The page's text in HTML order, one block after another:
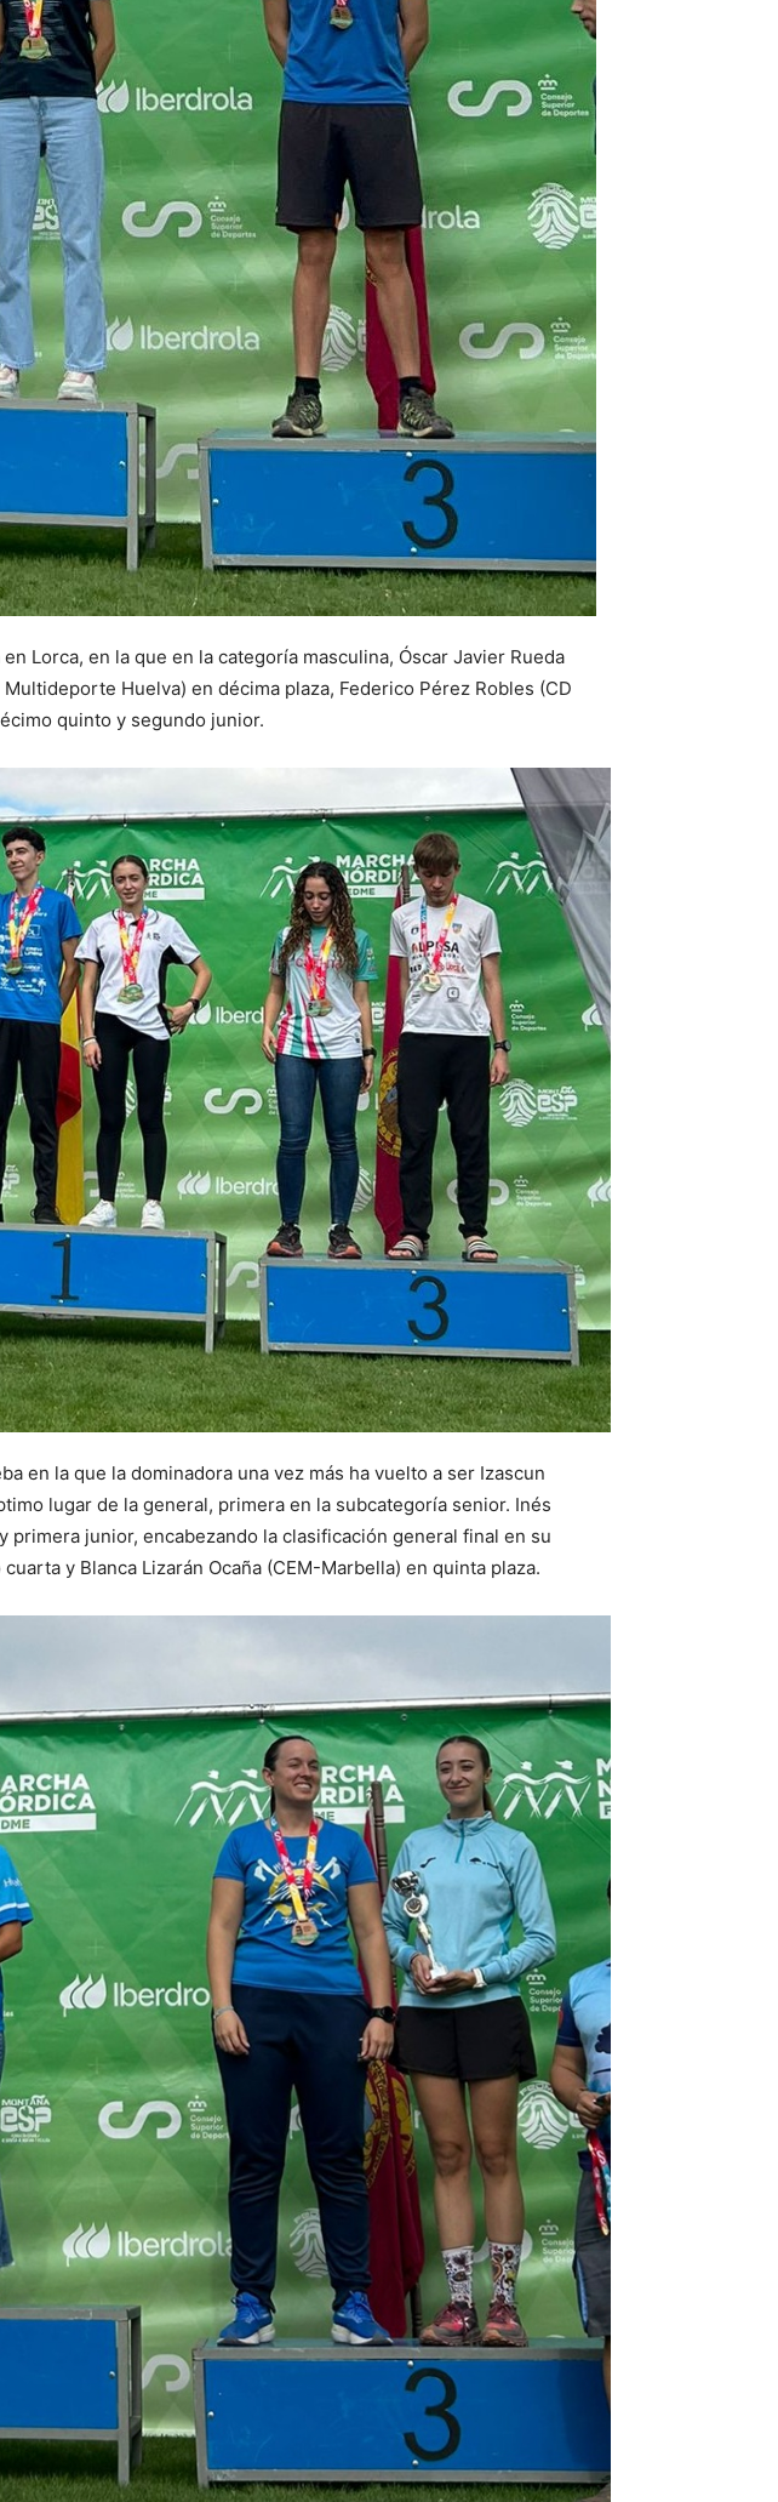
Lorca, en la que en la categoría masculina, Óscar Javier Rueda
Huelva) en décima plaza, Federico Pérez Robles (CD
quinto y segundo junior.
en la que la dominadora una vez más ha vuelto a ser Izascun
lugar de la general, primera en la subcategoría senior. Inés
primera junior, encabezando la clasificación general final en su
y Blanca Lizarán Ocaña (CEM-Marbella) en quinta plaza.